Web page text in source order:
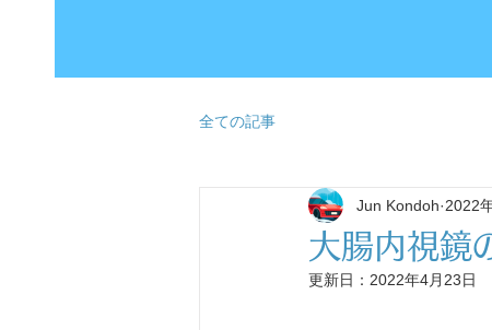
全ての記事
大腸内視
Jun Kondoh 2022
更新日： 2022年4月23日